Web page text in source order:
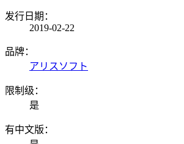
发行日期：
2019-02-22
品牌：
アリスソフト
限制级：
是
有中文版：